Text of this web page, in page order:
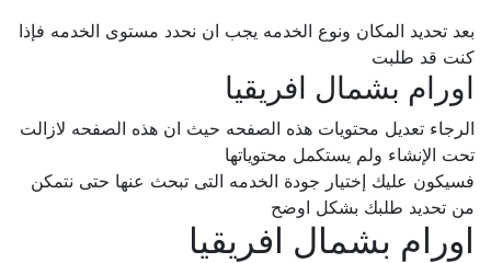
بعد تحديد المكان ونوع الخدمه يجب ان نحدد مستوى الخدمه فإذا
كنت قد طلبت
اورام بشمال افريقيا
الرجاء تعديل محتويات هذه الصفحه حيث ان هذه الصفحه لازالت
تحت الإنشاء ولم يستكمل محتوياتها
فسيكون عليك إختيار جودة الخدمه التى تبحث عنها حتى نتمكن
من تحديد طلبك بشكل اوضح
اورام بشمال افريقيا